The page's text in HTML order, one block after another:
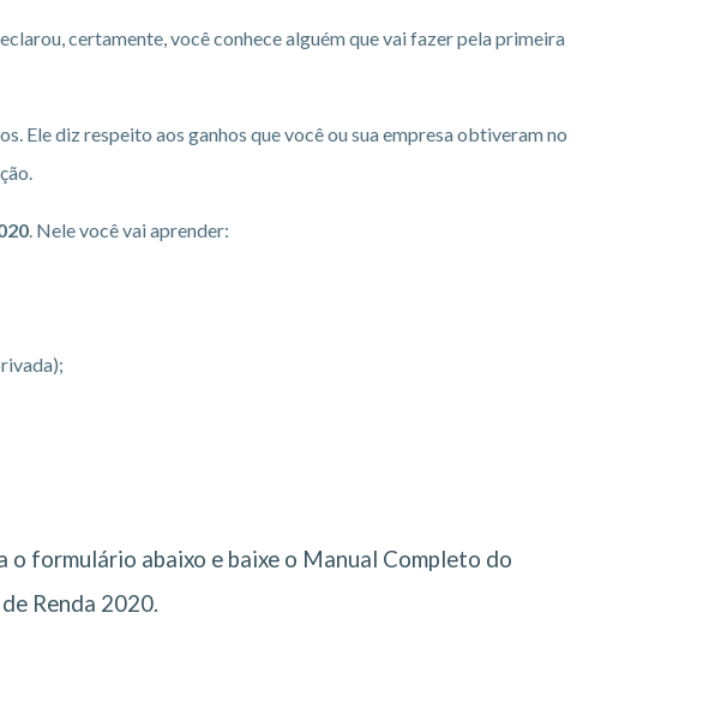
certamente, você conhece alguém que vai fazer pela primeira
Ele diz respeito aos ganhos que você ou sua empresa obtiveram no
. Nele você vai aprender:
o formulário abaixo e baixe o Manual Completo do
Renda 2020.